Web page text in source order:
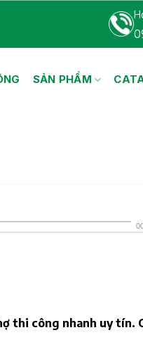
SẢN PHẨM
thi công nhanh uy tín.